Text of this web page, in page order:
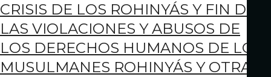
CRISIS DE LOS ROHINYÁS Y FIN DE
LAS VIOLACIONES Y ABUSOS DE
LOS DERECHOS HUMANOS DE LOS
MUSULMANES ROHINYÁS Y OTRAS